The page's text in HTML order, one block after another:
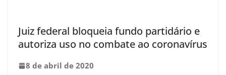
Juiz federal bloqueia fundo partidário e
autoriza uso no combate ao coronavírus
8 de abril de 2020